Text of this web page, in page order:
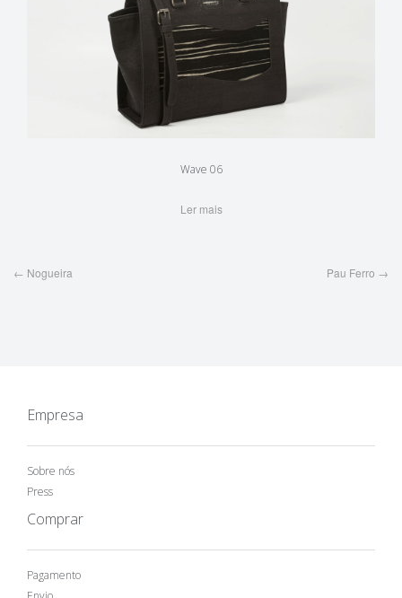
Wave 06
Ler mais
Post
← Nogueira Pau Ferro →
Empresa
Sobre nós
Press
Comprar
Pagamento